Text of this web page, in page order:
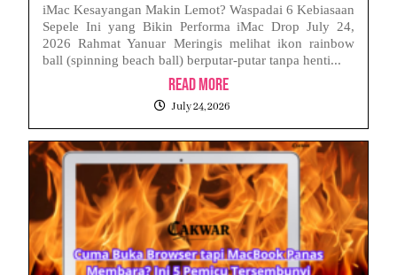
iMac Kesayangan Makin Lemot? Waspadai 6 Kebiasaan
Sepele Ini yang Bikin Performa iMac Drop July 24,
2026 Rahmat Yanuar Meringis melihat ikon rainbow
ball (spinning beach ball) berputar-putar tanpa henti...
Read More
July 24, 2026